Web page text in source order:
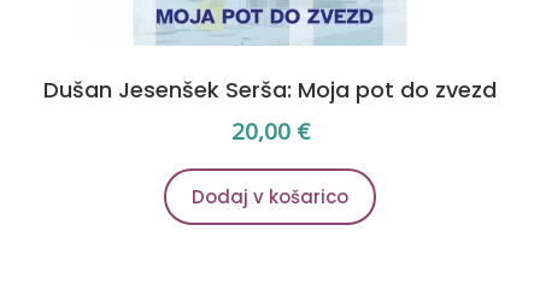
Dušan Jesenšek Serša: Moja pot do zvezd
20,00 €
Dodaj v košarico